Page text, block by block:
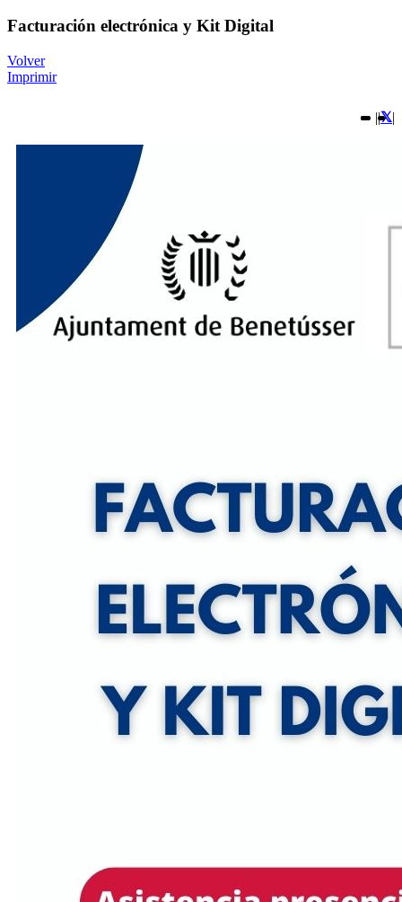
Facturación electrónica y Kit Digital
Volver
Imprimir
|| |